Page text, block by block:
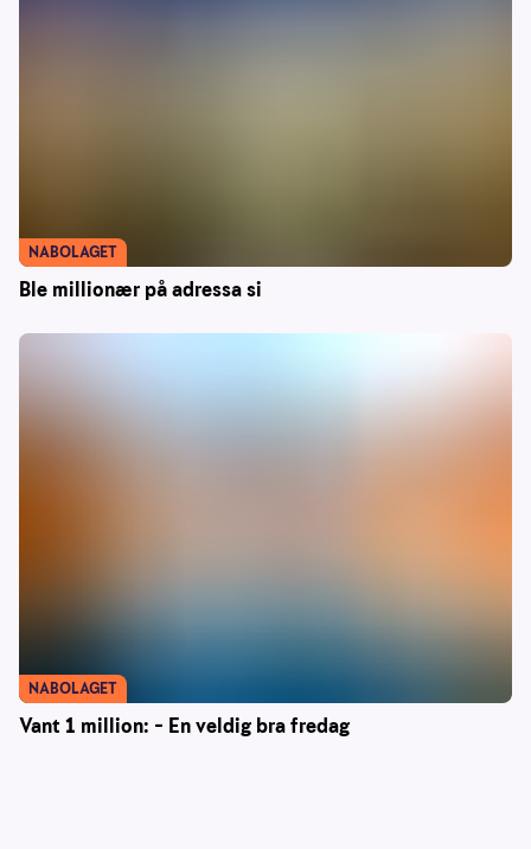
Ble millionær på adressa si
NABOLAGET
Vant 1 million: – En veldig bra fredag
NABOLAGET